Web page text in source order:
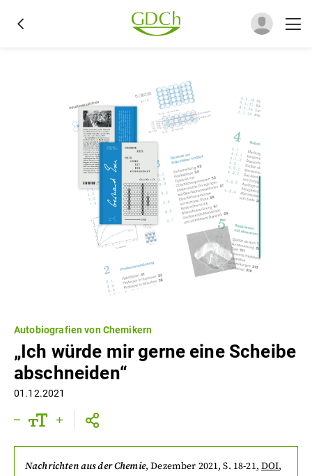
Autobiografien von Chemikern
„Ich würde mir gerne eine Scheibe
abschneiden“
01.12.2021
Nachrichten aus der Chemie,Dezember 2021, S. 18-21, DOI,